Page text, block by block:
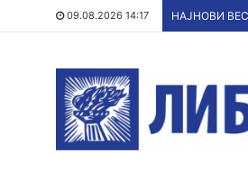
09.08.2026 14:17 НАЈНОВИ